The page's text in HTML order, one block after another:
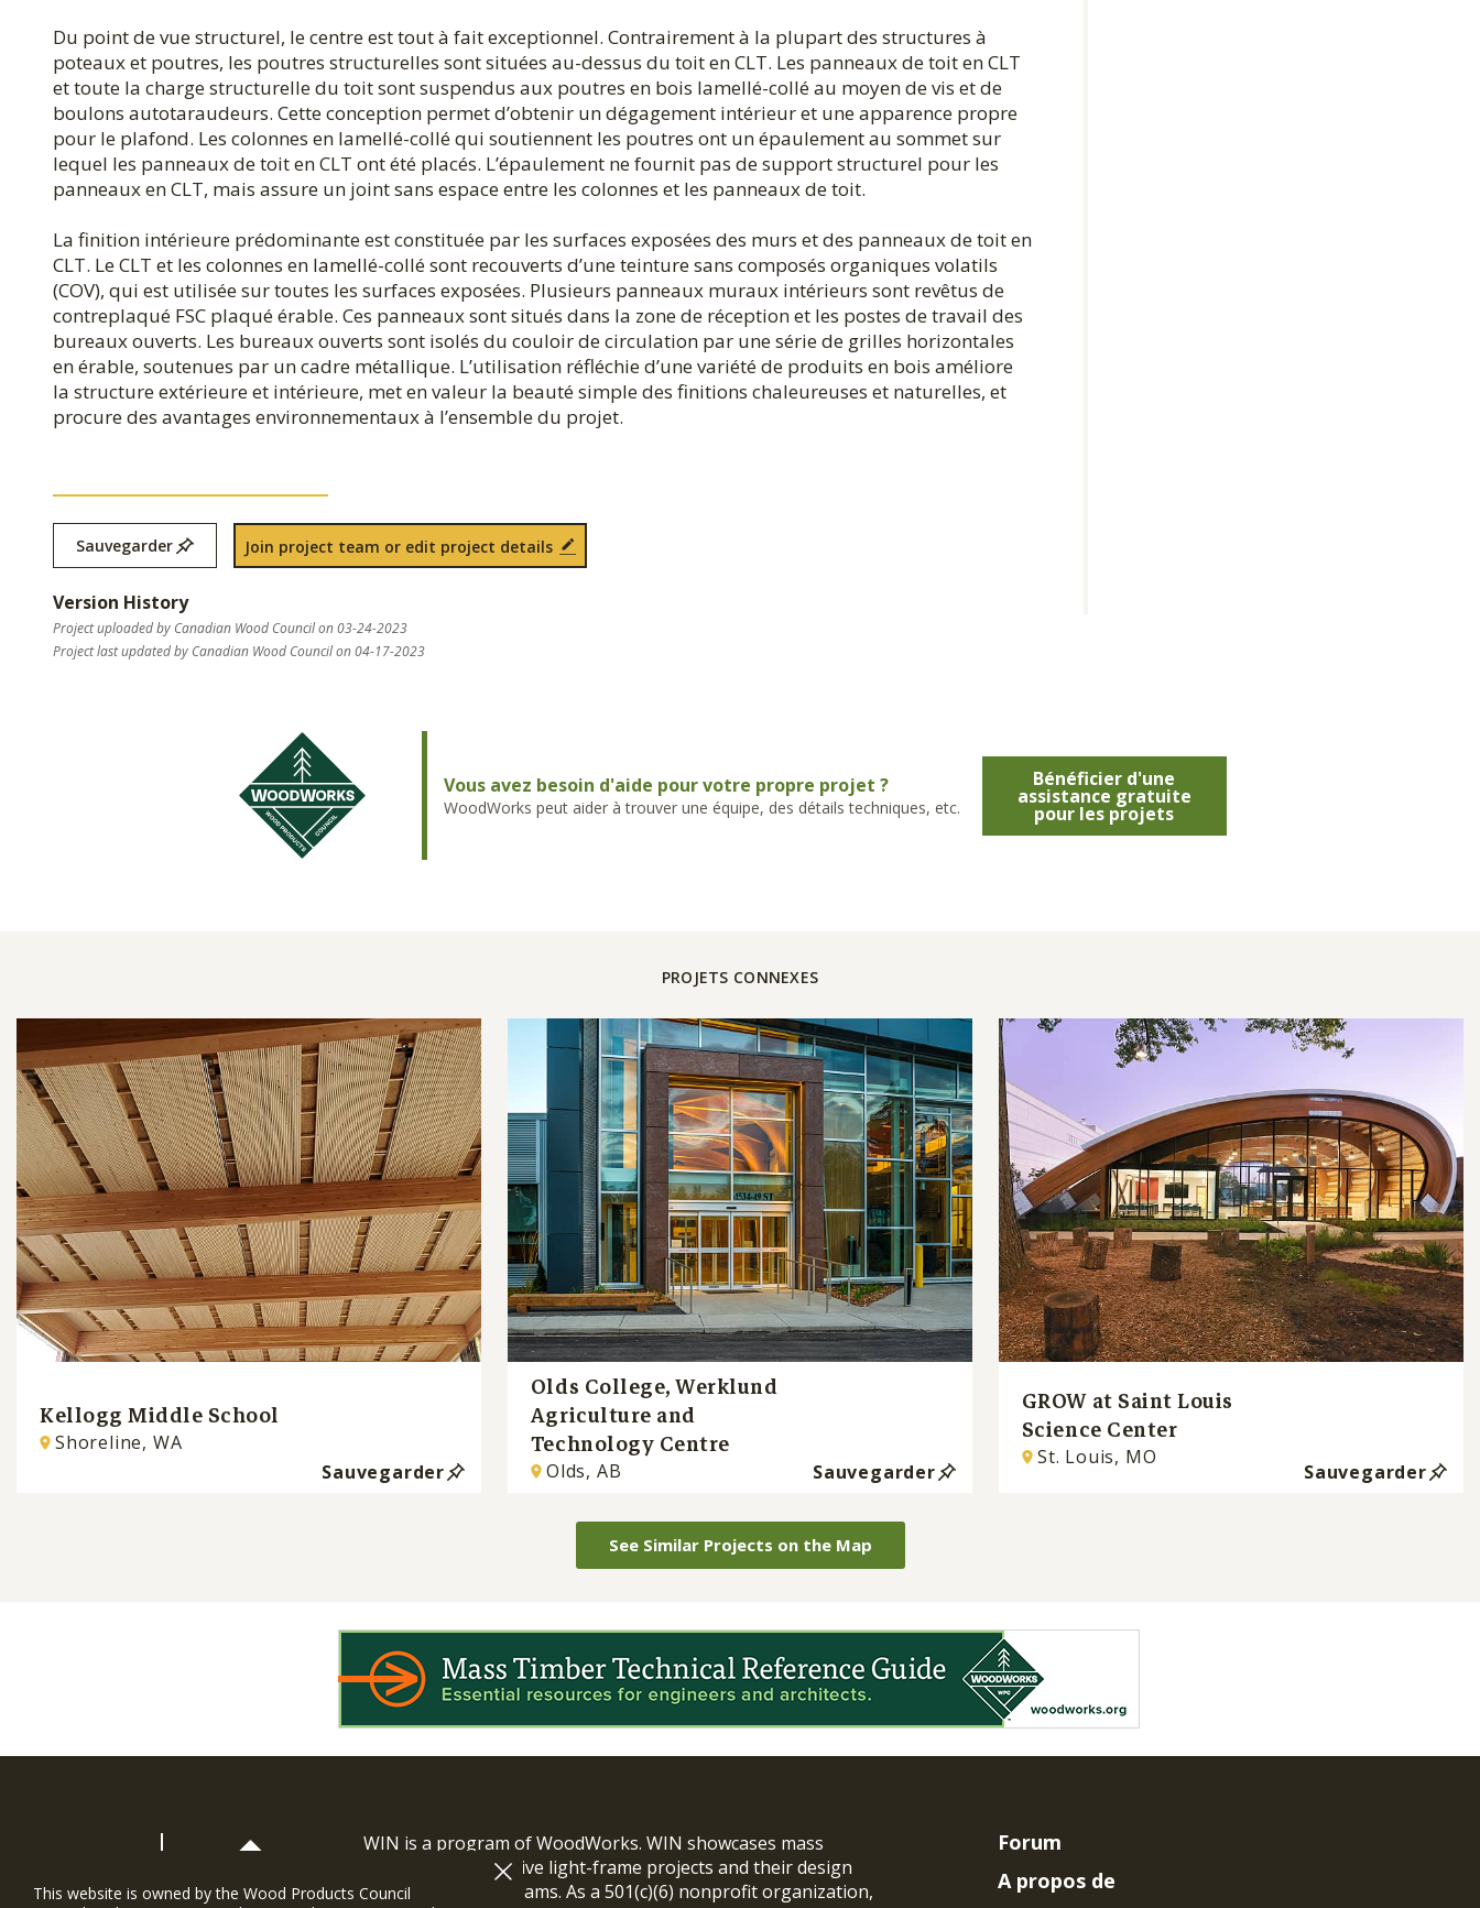
Du point de vue structurel, le centre est tout à fait exceptionnel. Contrairement à la plupart des structures à
poteaux et poutres, les poutres structurelles sont situées au-dessus du toit en CLT. Les panneaux de toit en CLT
et toute la charge structurelle du toit sont suspendus aux poutres en bois lamellé-collé au moyen de vis et de
boulons autotaraudeurs. Cette conception permet d’obtenir un dégagement intérieur et une apparence propre
pour le plafond. Les colonnes en lamellé-collé qui soutiennent les poutres ont un épaulement au sommet sur
lequel les panneaux de toit en CLT ont été placés. L’épaulement ne fournit pas de support structurel pour les
panneaux en CLT, mais assure un joint sans espace entre les colonnes et les panneaux de toit.
La finition intérieure prédominante est constituée par les surfaces exposées des murs et des panneaux de toit en
CLT. Le CLT et les colonnes en lamellé-collé sont recouverts d’une teinture sans composés organiques volatils
(COV), qui est utilisée sur toutes les surfaces exposées. Plusieurs panneaux muraux intérieurs sont revêtus de
contreplaqué FSC plaqué érable. Ces panneaux sont situés dans la zone de réception et les postes de travail des
bureaux ouverts. Les bureaux ouverts sont isolés du couloir de circulation par une série de grilles horizontales
en érable, soutenues par un cadre métallique. L’utilisation réfléchie d’une variété de produits en bois améliore
la structure extérieure et intérieure, met en valeur la beauté simple des finitions chaleureuses et naturelles, et
procure des avantages environnementaux à l’ensemble du projet.
Sauvegarder Join project team or edit project details
Version History
Project uploaded by Canadian Wood Council on 03-24-2023
Project last updated by Canadian Wood Council on 04-17-2023
Vous avez besoin d'aide pour votre propre projet ?
WoodWorks peut aider à trouver une équipe, des détails techniques, etc.
Bénéficier d'une
assistance gratuite
pour les projets
PROJETS CONNEXES
Kellogg Middle School
Shoreline, WA
Sauvegarder
Olds College, Werklund
Agriculture and
Technology Centre
Olds, AB Sauvegarder
GROW at Saint Louis
Science Center
St. Louis, MO
Sauvegarder
See Similar Projects on the Map
WIN is a program of WoodWorks. WIN showcases mass
timber and innovative light-frame projects and their design
and construction teams. As a 501(c)(6) nonprofit organization,
Forum
A propos de
This website is owned by the Wood Products Council